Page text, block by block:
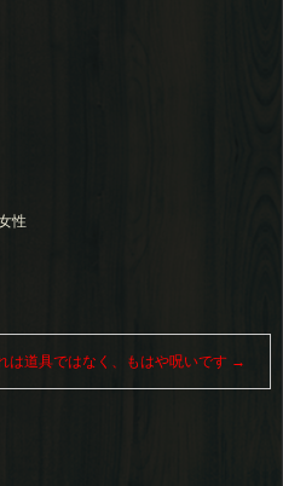
性
は道具ではなく、もはや呪いです →